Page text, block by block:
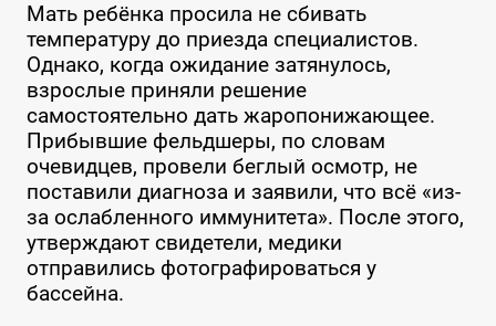
Мать ребёнка просила не сбивать
температуру до приезда специалистов.
Однако, когда ожидание затянулось,
взрослые приняли решение
самостоятельно дать жаропонижающее.
Прибывшие фельдшеры, по словам
очевидцев, провели беглый осмотр, не
поставили диагноза и заявили, что всё «из-
за ослабленного иммунитета». После этого,
утверждают свидетели, медики
отправились фотографироваться у
бассейна.